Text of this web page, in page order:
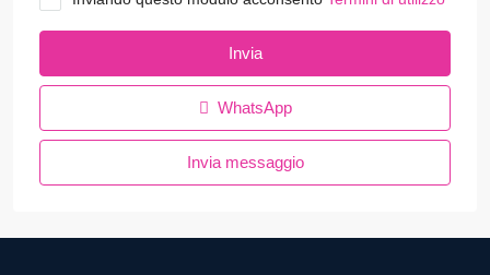
Invia
WhatsApp
Invia messaggio